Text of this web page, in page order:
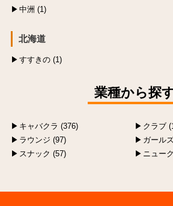
中洲 (1)
北海道
すすきの (1)
業種から探
キャバクラ (376)
クラブ
ラウンジ (97)
ガール
スナック (57)
ニュー